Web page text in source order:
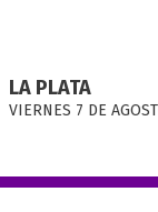
LA PLATA
VIERNES 7 DE